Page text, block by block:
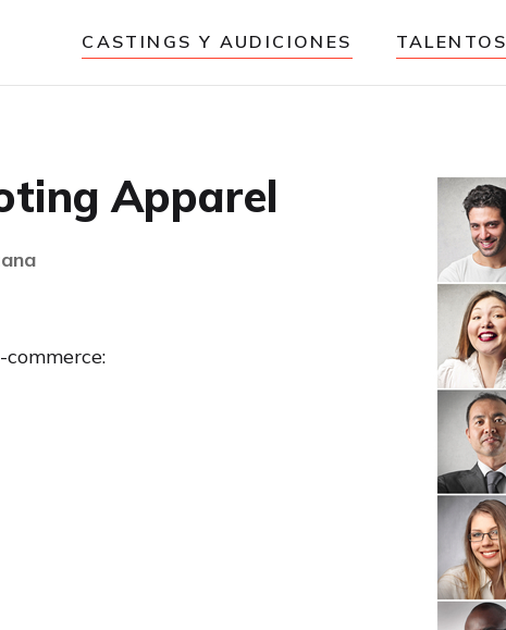
CASTINGS Y AUDICIONES TALENTOS
Apparel